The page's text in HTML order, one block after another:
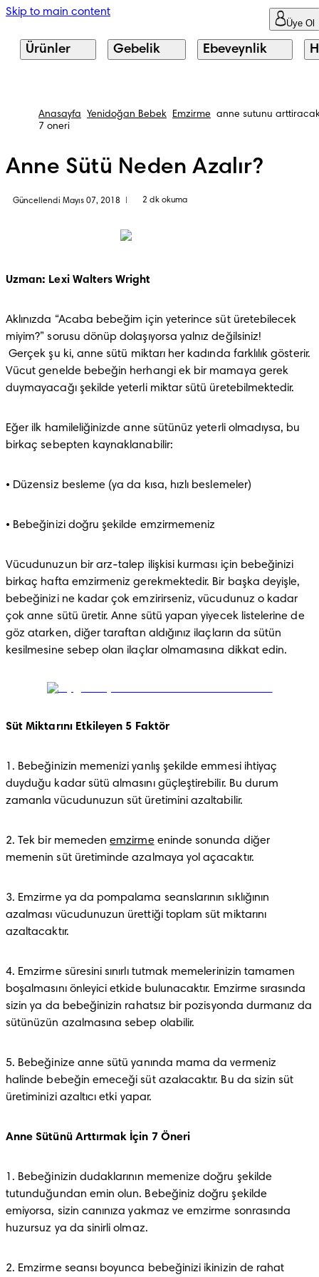
Skip to main content
Üye Ol
Ürünler Gebelik Ebeveynlik
Anasayfa Yenidoğan Bebek Emzirme anne sutunu
7 oneri
Anne Sütü Neden Azalır?
Güncellendi Mayıs 07, 2018 2 dk okuma
Uzman: Lexi Walters Wright
Aklınızda “Acaba bebeğim için yeterince süt üretebilecek
miyim?” sorusu dönüp dolaşıyorsa yalnız değilsiniz!
Gerçek şu ki, anne sütü miktarı her kadında farklılık gösterir.
Vücut genelde bebeğin herhangi ek bir mamaya gerek
duymayacağı şekilde yeterli miktar sütü üretebilmektedir.
Eğer ilk hamileliğinizde anne sütünüz yeterli olmadıysa, bu
birkaç sebepten kaynaklanabilir:
• Düzensiz besleme (ya da kısa, hızlı beslemeler)
• Bebeğinizi doğru şekilde emzirmemeniz
Vücudunuzun bir arz-talep ilişkisi kurması için bebeğinizi
birkaç hafta emzirmeniz gerekmektedir. Bir başka deyişle,
bebeğinizi ne kadar çok emzirirseniz, vücudunuz o kadar
çok anne sütü üretir. Anne sütü yapan yiyecek listelerine de
göz atarken, diğer taraftan aldığınız ilaçların da sütün
kesilmesine sebep olan ilaçlar olmamasına dikkat edin.
Süt Miktarını Etkileyen 5 Faktör
1. Bebeğinizin memenizi yanlış şekilde emmesi ihtiyaç
duyduğu kadar sütü almasını güçleştirebilir. Bu durum
zamanla vücudunuzun süt üretimini azaltabilir.
2. Tek bir memeden emzirme eninde sonunda diğer
memenin süt üretiminde azalmaya yol açacaktır.
3. Emzirme ya da pompalama seanslarının sıklığının
azalması vücudunuzun ürettiği toplam süt miktarını
azaltacaktır.
4. Emzirme süresini sınırlı tutmak memelerinizin tamamen
boşalmasını önleyici etkide bulunacaktır. Emzirme sırasında
sizin ya da bebeğinizin rahatsız bir pozisyonda durmanız da
sütünüzün azalmasına sebep olabilir.
5. Bebeğinize anne sütü yanında mama da vermeniz
halinde bebeğin emeceği süt azalacaktır. Bu da sizin süt
üretiminizi azaltıcı etki yapar.
Anne Sütünü Arttırmak İçin 7 Öneri
1. Bebeğinizin dudaklarının memenize doğru şekilde
tutunduğundan emin olun. Bebeğiniz doğru şekilde
emiyorsa, sizin canınıza yakmaz ve emzirme sonrasında
huzursuz ya da sinirli olmaz.
2. Emzirme seansı boyunca bebeğinizi ikinizin de rahat